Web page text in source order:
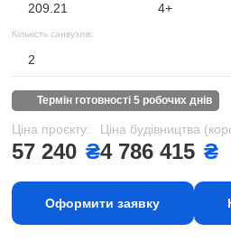
209.21 4+
Кількість санвузлів:
2
термін готовності 5 робочих днів
Ціна проєкту:
57 240 ₴
Ціна будівництва
4 786 415 ₴
Оформити заявку